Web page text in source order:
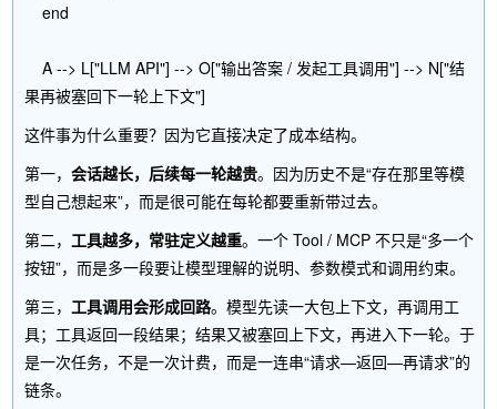
    end
    A --> L["LLM API"] --> O["输出答案 / 发起工具调用"] --> N["结
这件事为什么重要？因为它直接决定了成本结构。
第一，会话越长，后续每一轮越贵。因为历史不是“存在那里等模
型自己想起来”，而是很可能在每轮都要重新带过去。
第二，工具越多，常驻定义越重。一个 Tool / MCP 不只是“多一个
按钮”，而是多一段要让模型理解的说明、参数模式和调用约束。
第三，工具调用会形成回路。模型先读一大包上下文，再调用工
具；工具返回一段结果；结果又被塞回上下文，再进入下一轮。于
是一次任务，不是一次计费，而是一连串“请求—返回—再请求”的
链条。